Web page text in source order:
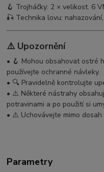
🪝 Trojháčky: 2 × velikost. 6
🎣 Technika lovu:
⚠️ Upozornění
• 🪝 Mohou obsahovat ostré
používejte ochranné návleky.
• 🔍 Pravidelně kontrolujte
• ⚠️ Některé nástrahy
potravinami a po použití si
• ⚠️ Uchovávejte mimo dosah
Parametry